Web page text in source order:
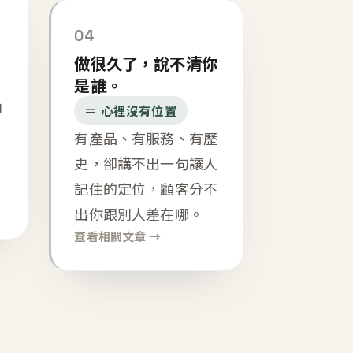
04
做很久了，說不清你
是誰。
＝ 心裡沒有位置
有產品、有服務、有歷
史，卻講不出一句讓人
記住的定位，顧客分不
出你跟別人差在哪。
查看相關文章 →